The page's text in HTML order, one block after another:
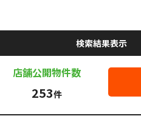
検索結果表示
店舗公開物件数
253件